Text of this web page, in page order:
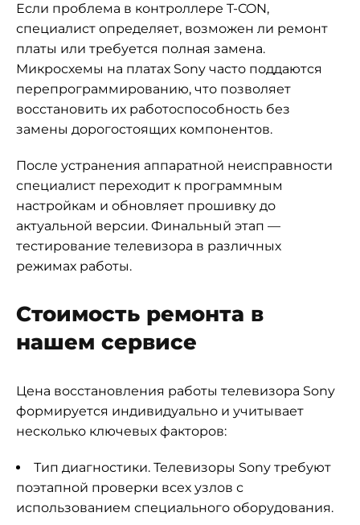
Если проблема в контроллере T-CON,
специалист определяет, возможен ли ремонт
платы или требуется полная замена.
Микросхемы на платах Sony часто поддаются
перепрограммированию, что позволяет
восстановить их работоспособность без
замены дорогостоящих компонентов.
После устранения аппаратной неисправности
специалист переходит к программным
настройкам и обновляет прошивку до
актуальной версии. Финальный этап —
тестирование телевизора в различных
режимах работы.
Стоимость ремонта в
нашем сервисе
Цена восстановления работы телевизора Sony
формируется индивидуально и учитывает
несколько ключевых факторов:
Тип диагностики. Телевизоры Sony требуют
поэтапной проверки всех узлов с
использованием специального оборудования.